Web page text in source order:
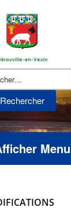
Rechercher :
Menu